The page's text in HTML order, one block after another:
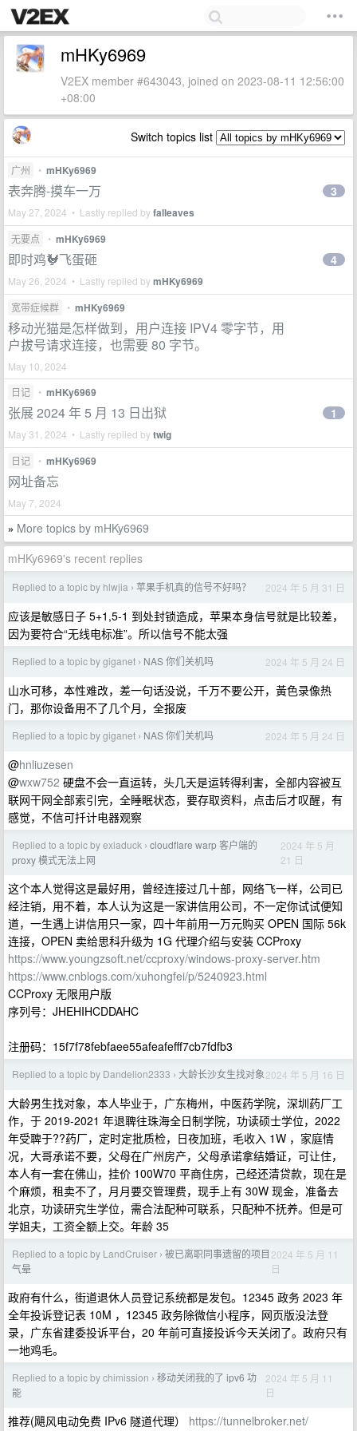
mHKy6969
V2EX member #643043, joined on 2023-08-11 12:56:00
+08:00
Switch topics list
广州 • mHKy6969
表奔腾-摸车一万
May 27, 2024 • Lastly replied byfalleaves
3
无要点 • mHKy6969
即时鸡🐓飞蛋砸
May 26, 2024 • Lastly replied bymHKy6969
4
宽带症候群 • mHKy6969
移动光猫是怎样做到，用户连接 IPV4 零字节，用
户拔号请求连接，也需要 80 字节。
May 10, 2024
日记
• mHKy6969
张展 2024 年 5 月 13 日出狱
May 31, 2024 • Lastly replied bytwig
1
日记 • mHKy6969
网址备忘
May 7, 2024
» More topics by mHKy6969
mHKy6969's recent replies
Replied to a topic by hlwjia › 苹果手机真的信号不好吗？ 2024 年 5 月 31 日
应该是敏感日子 5+1,5-1 到处封锁造成，苹果本身信号就是比较差，
因为要符合“无线电标准”。所以信号不能太强
Replied to a topic by giganet › NAS 你们关机吗 2024 年 5 月 24 日
山水可移，本性难改，差一句话没说，千万不要公开，黃色录像热
门，那你设备用不了几个月，全报废
Replied to a topic by giganet › NAS 你们关机吗 2024 年 5 月 24 日
@hnliuzesen
@wxw752 硬盘不会一直运转，头几天是运转得利害，全部内容被互
联网干网全部索引完，全睡眠状态，要存取资料，点击后才叹醒，有
感觉，不信可扦计电器观察
Replied to a topic by exiaduck › cloudflare warp 客户端的
proxy 模式无法上网
2024 年 5 月
21 日
这个本人觉得这是最好用，曾经连接过几十部，网络飞一样，公司已
经注销，用不着，本人认为这是一家讲信用公司，不一定你试试便知
道，一生遇上讲信用只一家，四十年前用一万元购买 OPEN 国际 56k
连接，OPEN 卖给思科升级为 1G 代理介绍与安装 CCProxy
https://www.youngzsoft.net/ccproxy/windows-proxy-server.htm
https://www.cnblogs.com/xuhongfei/p/5240923.html
CCProxy 无限用户版
序列号：JHEHIHCDDAHC
注册码：15f7f78febfaee55afeafefff7cb7fdfb3
Replied to a topic by Dandelion2333 › 大龄长沙女生找对象2024 年 5 月 16 日
大龄男生找对象，本人毕业于，广东梅州，中医药学院，深圳药厂工
作，于 2019-2021 年退聛往珠海全日制学院，功读硕士学位，2022
年受聛于??药厂，定时定批质检，日夜加班，毛收入 1W ，家庭情
况，大哥承诺不要，父母在广州房产，父母承诺拿结婚证，可让住，
本人有一套在佛山，挂价 100W70 平商住房，己经还清贷款，现在是
个麻烦，租卖不了，月月要交管理费，现手上有 30W 现金，准备去
北京，功读研究生学位，需合法配种可联系，只配种不抚养。但是可
学姐夫，工资全额上交。年龄 35
Replied to a topic by LandCruiser › 被已离职同事遗留的项目
气晕
2024 年 5 月 11
日
政府有什么，街道退休人员登记系统都是发包。12345 政务 2023 年
全年投诉登记表 10M ，12345 政务除微信小程序，网页版没法登
录，广东省建委投诉平台，20 年前可直接投诉今天关闭了。政府只有
一地鸡毛。
Replied to a topic by chimission › 移动关闭我的了 ipv6 功
能
2024 年 5 月 11
日
推荐(飓风电动免费 IPv6 隧道代理） https://tunnelbroker.net/